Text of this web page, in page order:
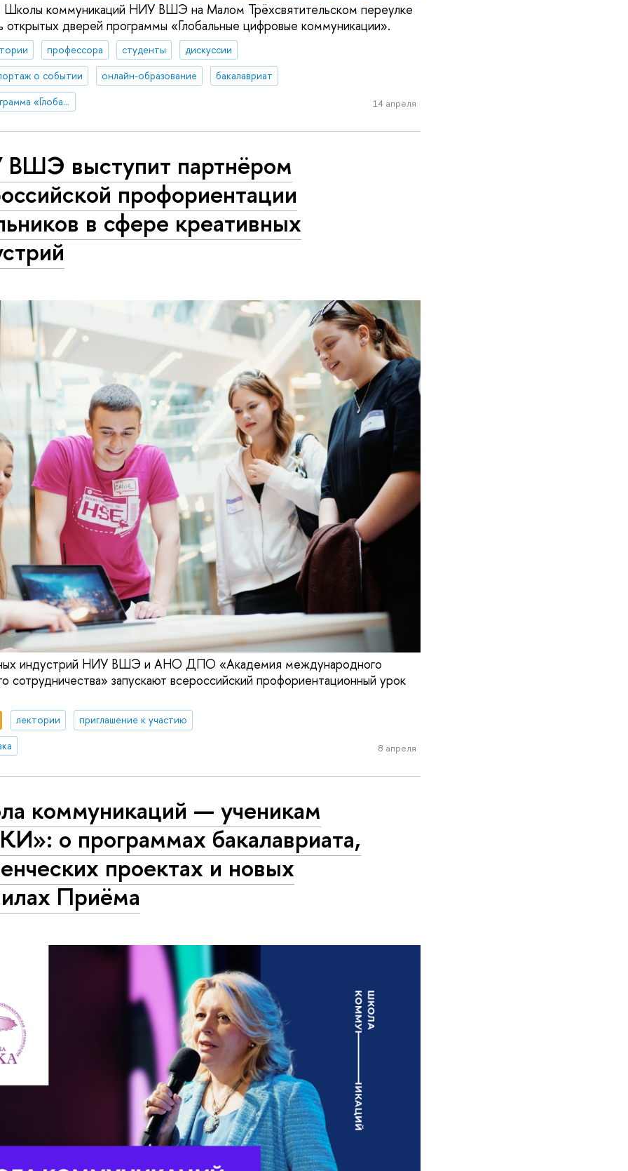
Школы коммуникаций НИУ ВШЭ на Малом Трёхсвятительском переулке
дверей программы «Глобальные цифровые коммуникации».
профессора студенты
дискуссии
о событии
онлайн-образование
бакалавриат
Образовательная программа «Глобальные цифровые коммуникации»
14 апреля
выступит партнёром
профориентации
в сфере креативных
индустрий НИУ ВШЭ и АНО ДПО «Академия международного
сотрудничества» запускают всероссийский профориентационный урок
лектории
приглашение к участию
8 апреля
коммуникаций — ученикам
о программах бакалавриата,
проектах и новых
Приёма